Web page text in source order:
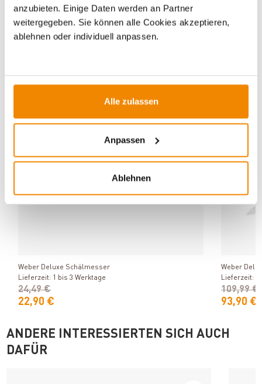
anzubieten. Einige Daten werden an Partner
weitergegeben. Sie können alle Cookies akzeptieren,
ablehnen oder individuell anpassen.
Alle zulassen
Anpassen
Ablehnen
Weber Deluxe Schälmesser
Lieferzeit: 1 bis 3 Werktage
22,90 €
24,49 €
Weber
Lieferzeit: 1
93,90 €
109,99 €
ANDERE INTERESSIERTEN SICH AUCH
DAFÜR